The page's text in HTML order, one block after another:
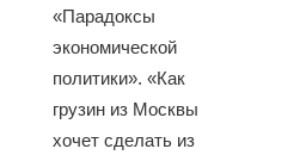
«Парадоксы
экономической
политики». «Как
грузин из Москвы
хочет сделать из